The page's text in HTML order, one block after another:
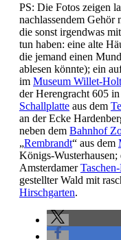
PS: Die Fotos zeigen
nachlassendem Gehör
die sonst irgendwas
tun haben: eine alte
die jemand einen
ablesen könnte); ein
im Museum Willet-
der Herengracht 605
Schallplatte aus dem
an der Ecke
neben dem Bahnhof
„Rembrandt“ aus dem
Königs-Wusterhausen;
Amsterdamer
gestellter Wald mit
Hirschgarten.